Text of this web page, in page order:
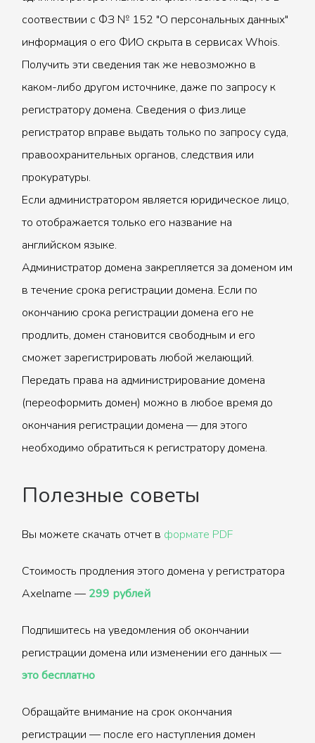
соотвествии с ФЗ № 152 "О персональных данных"
информация о его ФИО скрыта в сервисах Whois.
Получить эти сведения так же невозможно в
каком-либо другом источнике, даже по запросу к
регистратору домена. Сведения о физ.лице
регистратор вправе выдать только по запросу суда,
правоохранительных органов, следствия или
прокуратуры.
Если администратором является юридическое лицо,
то отображается только его название на
английском языке.
Администратор домена закрепляется за доменом им
в течение срока регистрации домена. Если по
окончанию срока регистрации домена его не
продлить, домен становится свободным и его
сможет зарегистрировать любой желающий.
Передать права на администрирование домена
(переоформить домен) можно в любое время до
окончания регистрации домена — для этого
необходимо обратиться к регистратору домена.
Полезные советы
Вы можете скачать отчет в формате PDF
Стоимость продления этого домена у регистратора
Axelname — 299 рублей
Подпишитесь на уведомления об окончании
регистрации домена или изменении его данных —
это бесплатно
Обращайте внимание на срок окончания
регистрации — после его наступления домен